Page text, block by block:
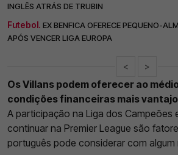
INGLÊS ATRÁS DE TRUBIN
Futebol. EX BENFICA OFERECE PEQUENO-
APÓS VENCER LIGA EUROPA
< >
Os Villans podem oferecer ao
condições financeiras mais
A participação na Liga dos Campeões
continuar na Premier League são
português pode considerar com algum